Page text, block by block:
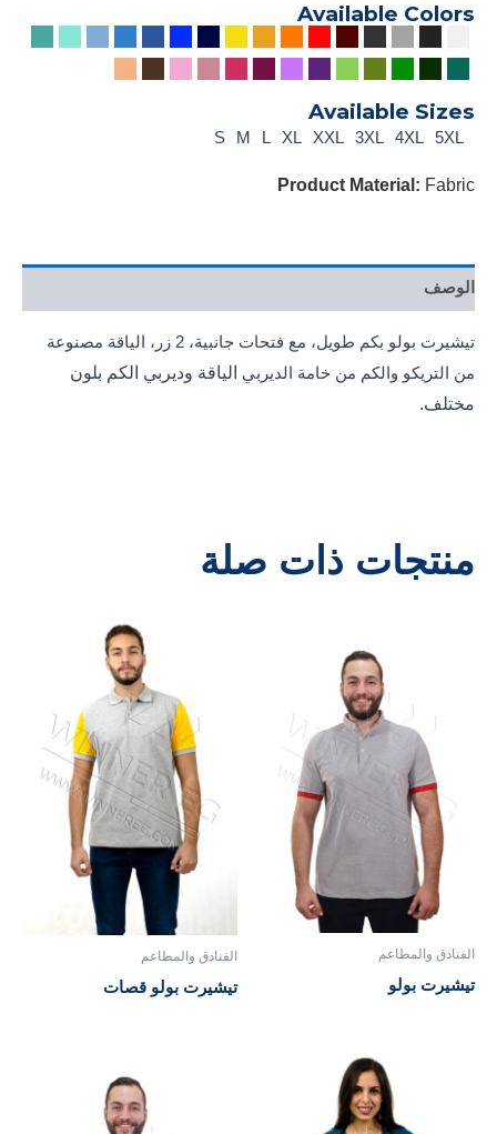
Available Colors
Available Sizes
S M L XL XXL 3XL 4XL 5XL
Product Material: Fabric
الوصف
تيشيرت بولو بكم طويل، مع فتحات جانبية، 2 زر، الياقة مصنوعة
من التريكو والكم من خامة الديربي
الياقة وديربي الكم بلون
مختلف.
منتجات ذات صلة
الفنادق والمطاعم
تيشيرت بولو
الفنادق والمطاعم
تيشيرت بولو قصات